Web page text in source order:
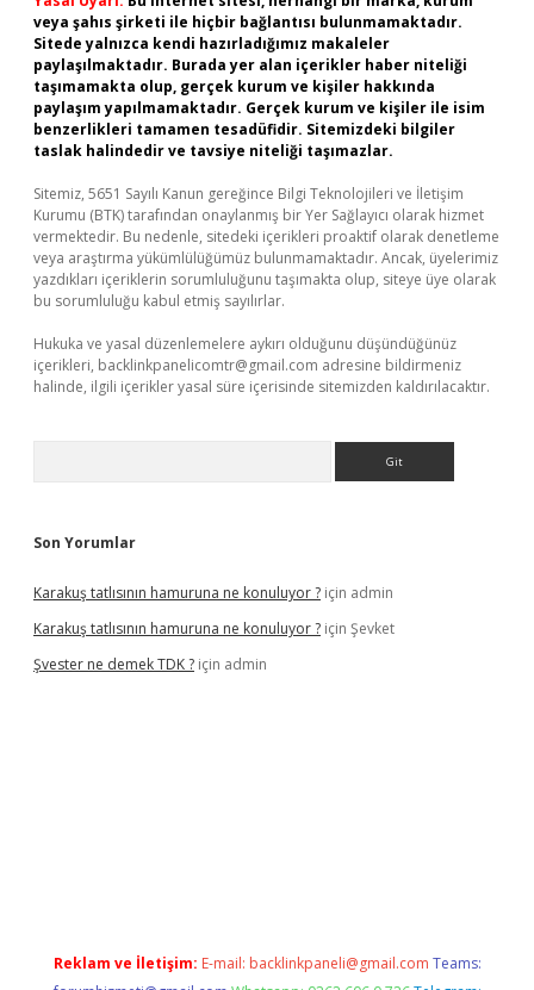
veya şahıs şirketi ile hiçbir bağlantısı bulunmamaktadır.
Sitede yalnızca kendi hazırladığımız makaleler
paylaşılmaktadır. Burada yer alan içerikler haber niteliği
taşımamakta olup, gerçek kurum ve kişiler hakkında
paylaşım yapılmamaktadır. Gerçek kurum ve kişiler ile isim
benzerlikleri tamamen tesadüfidir. Sitemizdeki bilgiler
taslak halindedir ve tavsiye niteliği taşımazlar.
Sitemiz, 5651 Sayılı Kanun gereğince Bilgi Teknolojileri ve İletişim
Kurumu (BTK) tarafından onaylanmış bir Yer Sağlayıcı olarak hizmet
vermektedir. Bu nedenle, sitedeki içerikleri proaktif olarak denetleme
veya araştırma yükümlülüğümüz bulunmamaktadır. Ancak, üyelerimiz
yazdıkları içeriklerin sorumluluğunu taşımakta olup, siteye üye olarak
bu sorumluluğu kabul etmiş sayılırlar.
Hukuka ve yasal düzenlemelere aykırı olduğunu düşündüğünüz
içerikleri, backlinkpanelicomtr@gmail.com adresine bildirmeniz
halinde, ilgili içerikler yasal süre içerisinde sitemizden kaldırılacaktır.
Son Yorumlar
Karakuş tatlısının hamuruna ne konuluyor ? için admin
Karakuş tatlısının hamuruna ne konuluyor ? için Şevket
Şvester ne demek TDK ? için admin
Reklam ve İletişim: E-mail: backlinkpaneli@gmail.com Teams: